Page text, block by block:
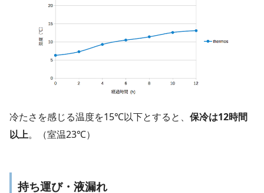
冷たさを感じる温度を15℃以下とすると、 保冷は12時間
以上。（室温23℃）
持ち運び・液漏れ